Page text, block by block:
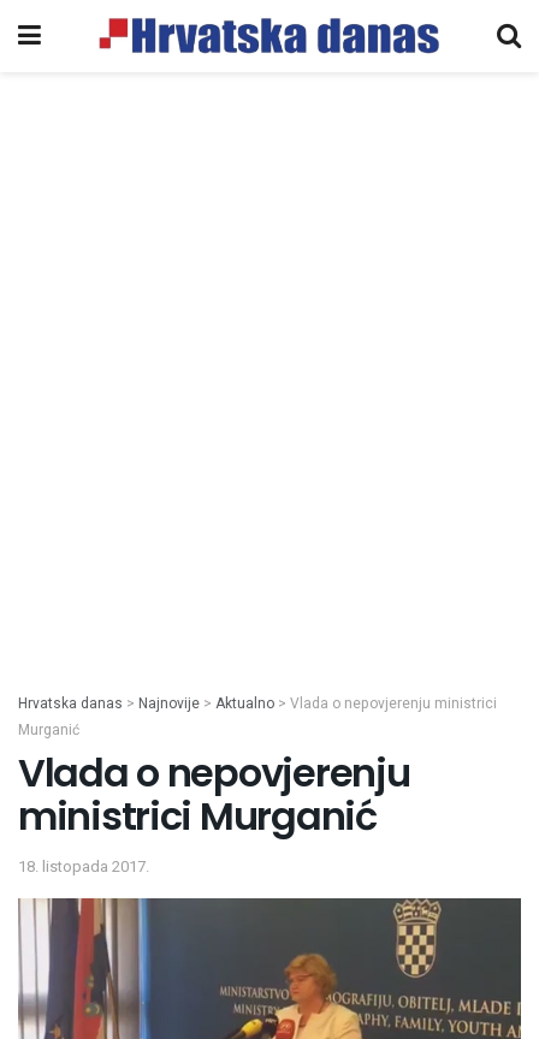
Hrvatska danas > Najnovije > Aktualno > Vlada o nepovjerenju ministrici
Murganić
Vlada o nepovjerenju
ministrici Murganić
18. listopada 2017.